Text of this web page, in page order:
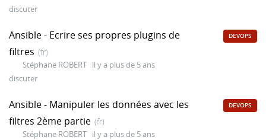
discuter
Ansible - Ecrire ses propres plugins de
filtres (fr)
Stéphane ROBERT il y a plus de 5 ans
discuter
DEVOPS
Ansible - Manipuler les données avec les
filtres 2ème partie (fr)
Stéphane ROBERT il y a plus de 5 ans
DEVOPS